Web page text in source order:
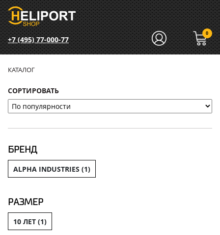
+7 (495) 77-000-77
0
КАТАЛОГ
СОРТИРОВАТЬ
БРЕНД
ALPHA INDUSTRIES (1)
РАЗМЕР
10 ЛЕТ (1)